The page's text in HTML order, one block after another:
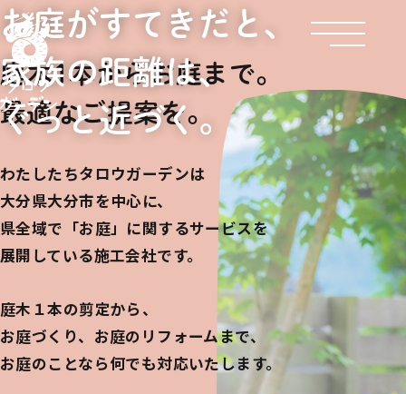
お庭がすてきだと、
家族の距離は、
ぐっと近づく。
庭木1本からお庭まで。
最適なご提案を。
わたしたちタロウガーデンは
大分県大分市を中心に、
県全域で「お庭」に関するサービスを
展開している施工会社です。
庭木１本の剪定から、
お庭づくり、お庭のリフォームまで、
お庭のことなら何でも対応いたします。